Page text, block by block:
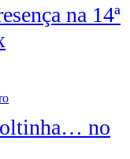
na 14ª
no